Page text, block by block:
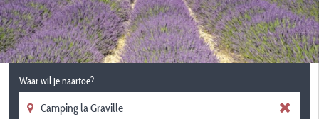
Waar wil je naartoe?